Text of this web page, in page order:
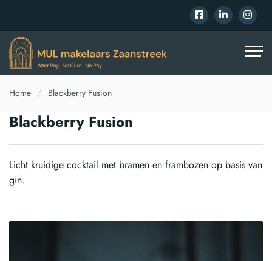
Home Blackberry Fusion
Blackberry Fusion
Licht kruidige cocktail met bramen en frambozen op basis van
gin.